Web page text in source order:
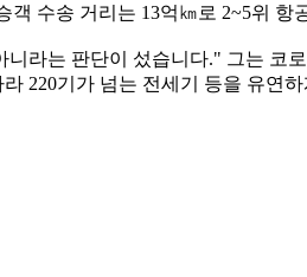
수송 거리는 13억㎞로 2~5위 항
라는 판단이 섰습니다." 그는 코
220기가 넘는 전세기 등을 유연